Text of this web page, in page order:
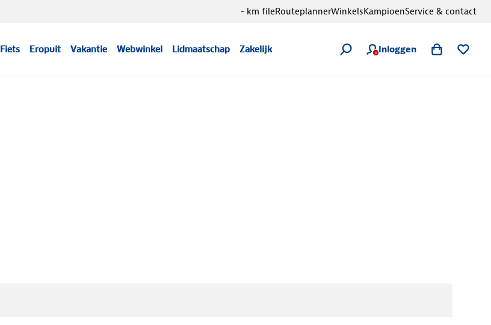
Fiets Eropuit Vakantie Webwinkel Lidmaatschap Zakelijk Inloggen
- km fileRouteplannerWinkelsKampioenService & contact